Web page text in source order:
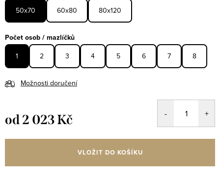
50x70
60x80 80x120
Počet osob / mazlíčků
1
2 3 4 5 6 7 8
Možnosti doručení
od2 023 Kč
VLOŽIT DO KOŠÍKU